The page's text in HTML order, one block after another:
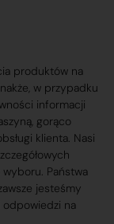
produktów na
w przypadku
informacji
gorąco
klienta. Nasi
Państwa
jesteśmy
na